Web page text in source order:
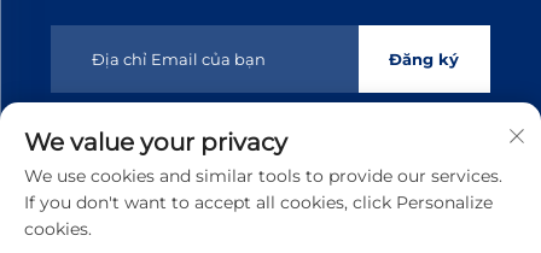
Đăng ký
Bản quyền © 2025 Công ty TNHH Công nghệ Truyền động
Đông Quan Tianji. Mọi quyền được bảo lưu
Chính sách
bảo mật
We value your privacy
We use cookies and similar tools to provide our services.
If you don't want to accept all cookies, click Personalize
cookies.